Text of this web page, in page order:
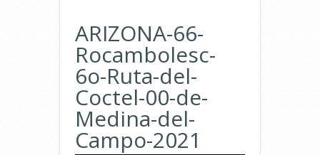
ARIZONA-66-
Rocambolesc-
6o-Ruta-del-
Coctel-00-de-
Medina-del-
Campo-2021